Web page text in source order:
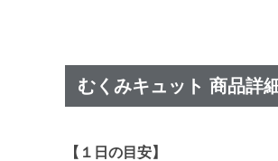
むくみキュット 商品詳細
【１日の目安】